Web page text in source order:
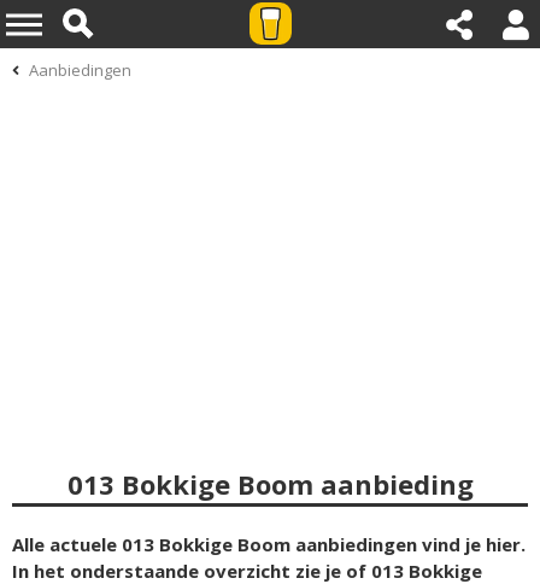
Aanbiedingen
013 Bokkige Boom aanbieding
Alle actuele 013 Bokkige Boom aanbiedingen vind je hier.
In het onderstaande overzicht zie je of 013 Bokkige